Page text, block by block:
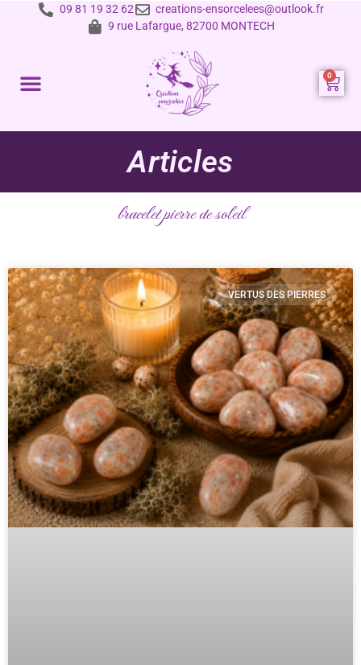
09 81 19 32 62
creations-ensorcelees@outlook.fr
9 rue Lafargue, 82700 MONTECH
Articles
bracelet pierre de soleil
VERTUS DES PIERRES